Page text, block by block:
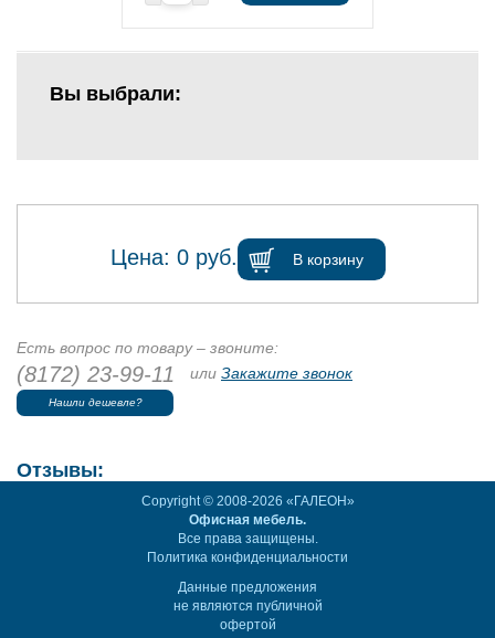
Вы выбрали:
Цена: 0руб. В корзину
Есть вопрос по товару – звоните:
(8172) 23-99-11 или Закажите звонок
Нашли дешевле?
Отзывы:
Copyright © 2008-2026 «ГАЛЕОН»
Офисная мебель.
Все права защищены.
Политика конфиденциальности
Данные предложения
не являются публичной
офертой